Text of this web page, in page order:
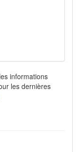
informations
les dernières